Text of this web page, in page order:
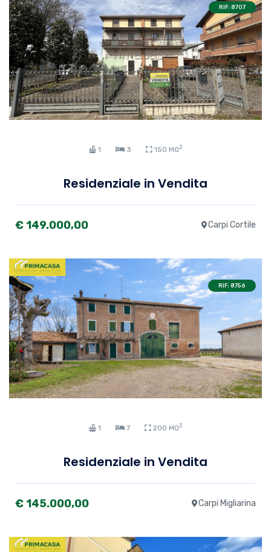
RIF: 8707
1 3 150 MQ2
Residenziale in Vendita
€ 149.000,00 Carpi Cortile
RIF: 8756
1 7 200 MQ2
Residenziale in Vendita
€ 145.000,00 Carpi Migliarina